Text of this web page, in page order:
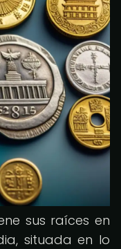
sus raíces en
situada en lo